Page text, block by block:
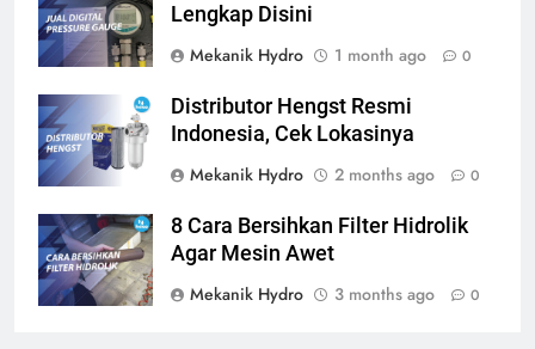
Lengkap Disini
Mekanik Hydro
1 month ago 0
Distributor Hengst Resmi
Indonesia, Cek Lokasinya
Mekanik Hydro
2 months ago 0
8 Cara Bersihkan Filter Hidrolik
Agar Mesin Awet
Mekanik Hydro
3 months ago 0